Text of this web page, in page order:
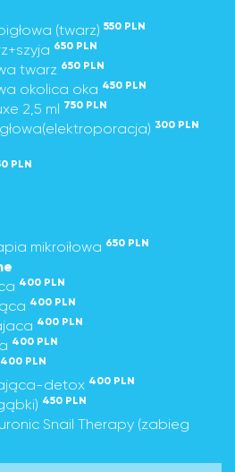
(twarz) 550 PLN
650 PLN
twarz 650 PLN
okolica oka 450 PLN
2,5 ml 750 PLN
300 PLN
PLN
mikroiłowa 650 PLN
400 PLN
400 PLN
400 PLN
400 PLN
400 PLN
detox 400 PLN
450 PLN
Snail Therapy (zabieg